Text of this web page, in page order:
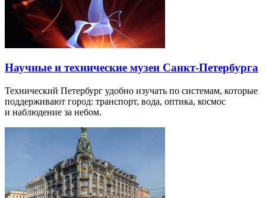
Научные и технические музеи Санкт-Петербурга
Технический Петербург удобно изучать по системам, которые
поддерживают город: транспорт, вода, оптика, космос
и наблюдение за небом.